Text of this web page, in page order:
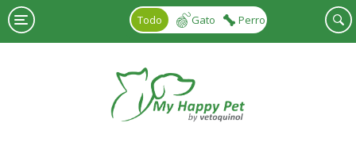
Pasar al contenido principal
Todo
Gato Perro